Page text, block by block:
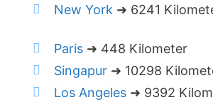
New York ➜ 6241
Paris ➜ 448 Kilometer
Singapur ➜ 10298
Los Angeles ➜ 9392